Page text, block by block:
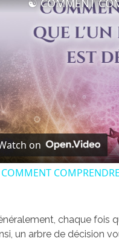
on
chaque fois
un arbre de décision